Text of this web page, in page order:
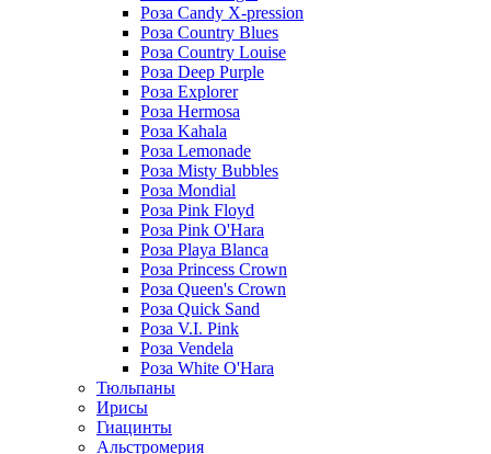
Роза Candy X-pression
Роза Country Blues
Роза Country Louise
Роза Deep Purple
Роза Explorer
Роза Hermosa
Роза Kahala
Роза Lemonade
Роза Misty Bubbles
Роза Mondial
Роза Pink Floyd
Роза Pink O'Hara
Роза Playa Blanca
Роза Princess Crown
Роза Queen's Crown
Роза Quick Sand
Роза V.I. Pink
Роза Vendela
Роза White O'Hara
Тюльпаны
Ирисы
Гиацинты
Альстромерия